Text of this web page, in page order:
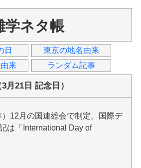
学ネタ帳
日
東京の地名由来
来
ランダム記事
月21日 記念日）
12月の国連総会で制定。国際デ
は「International Day of